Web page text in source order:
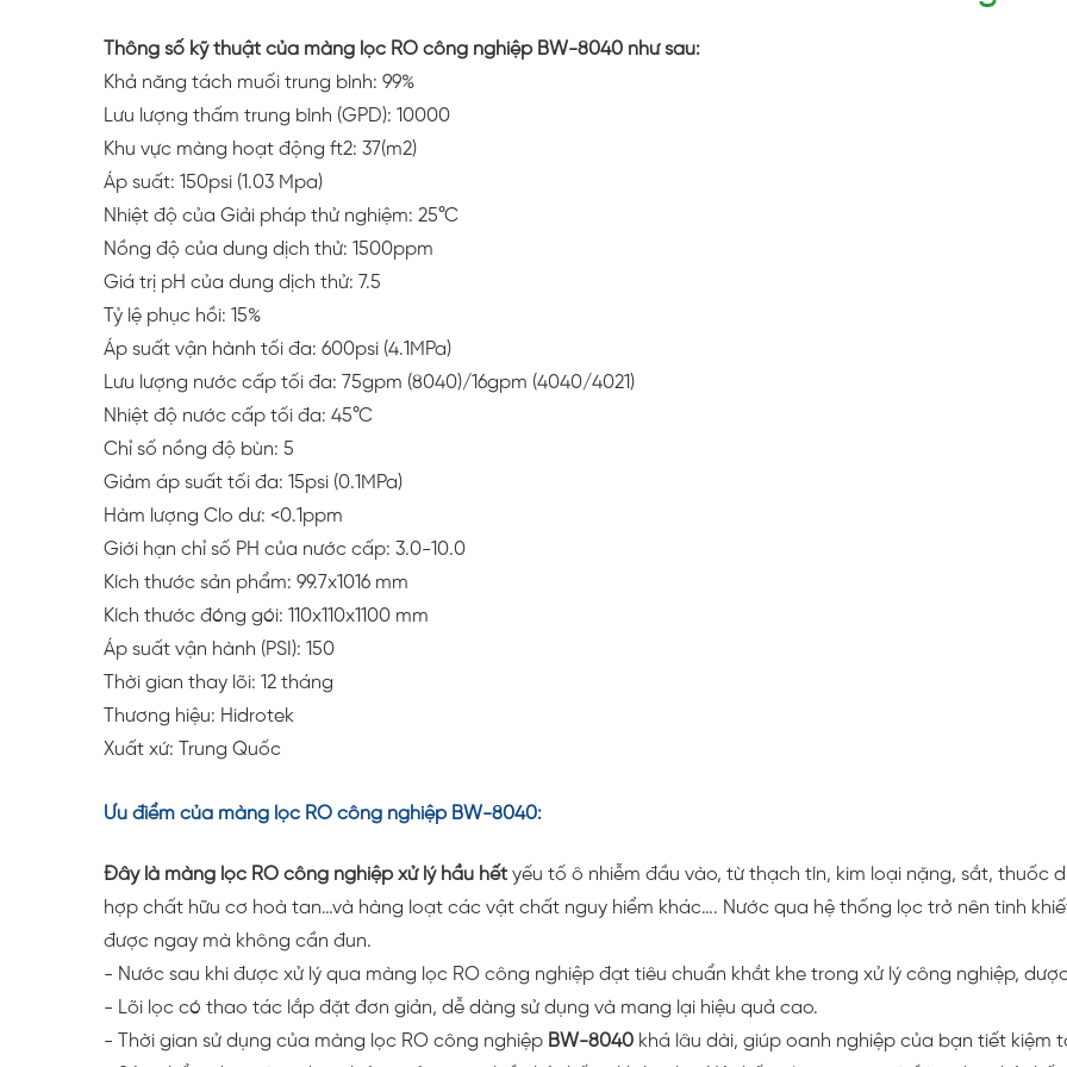
Thông số kỹ thuật của màng lọc RO công nghiệp BW-8040 như sau:
Khả năng tách muối trung bình: 99%
Lưu lượng thấm trung bình (GPD): 10000
Khu vực màng hoạt động ft2: 37(m2)
Áp suất: 150psi (1.03 Mpa)
Nhiệt độ của Giải pháp thử nghiệm: 25°C
Nồng độ của dung dịch thử: 1500ppm
Giá trị pH của dung dịch thử: 7.5
Tỷ lệ phục hồi: 15%
Áp suất vận hành tối đa: 600psi (4.1MPa)
Lưu lượng nước cấp tối đa: 75gpm (8040)/16gpm (4040/4021)
Nhiệt độ nước cấp tối đa: 45°C
Chỉ số nồng độ bùn: 5
Giảm áp suất tối đa: 15psi (0.1MPa)
Hàm lượng Clo dư: <0.1ppm
Giới hạn chỉ số PH của nước cấp: 3.0-10.0
Kích thước sản phẩm: 99.7x1016 mm
Kích thước đóng gói: 110x110x1100 mm
Áp suất vận hành (PSI): 150
Thời gian thay lõi: 12 tháng
Thương hiệu: Hidrotek
Xuất xứ: Trung Quốc
Ưu điểm của màng lọc RO công nghiệp BW-8040:
Đây là màng lọc RO công nghiệp xử lý hầu hết yếu tố ô nhiễm đầu vào, từ thạch tín, kim loại nặng, sắt, thuốc
hợp chất hữu cơ hoà tan…và hàng loạt các vật chất nguy hiểm khác…. Nước qua hệ thống lọc trở nên tinh
được ngay mà không cần đun.
- Nước sau khi được xử lý qua màng lọc RO công nghiệp đạt tiêu chuẩn khắt khe trong xử lý công nghiệp,
- Lõi lọc có thao tác lắp đặt đơn giản, dễ dàng sử dụng và mang lại hiệu quả cao.
- Thời gian sử dụng của màng lọc RO công nghiệp BW-8040 khá lâu dài, giúp oanh nghiệp của bạn tiết kiệm